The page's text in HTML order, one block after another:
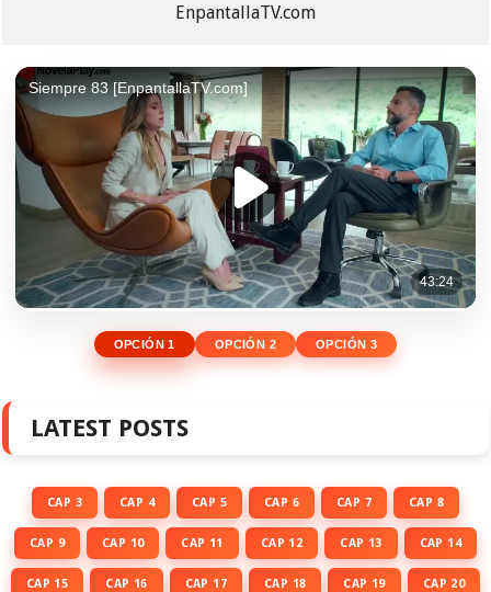
EnpantallaTV.com
OPCIÓN 1 OPCIÓN 2 OPCIÓN 3
LATEST POSTS
CAP 3 CAP 4 CAP 5 CAP 6 CAP 7 CAP 8
CAP 9 CAP 10 CAP 11 CAP 12 CAP 13 CAP 14
CAP 15 CAP 16 CAP 17 CAP 18 CAP 19 CAP 20